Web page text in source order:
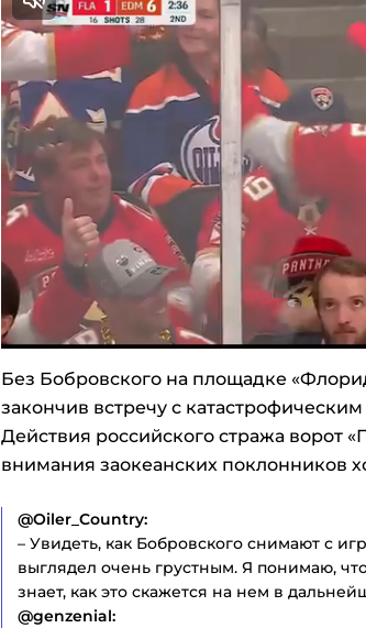
Без Бобровского на площадке
закончив встречу с катастрофическим
Действия российского стража ворот
внимания заокеанских поклонников
@Oiler_Country:
– Увидеть, как Бобровского снимают с
выглядел очень грустным. Я понимаю,
знает, как это скажется на нем в
@genzenial: